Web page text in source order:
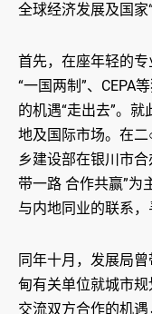
全球经济发展及国家
首先，在座年轻的
“一国两制”、CEPA
的机遇“走出去”。
地及国际市场。在
乡建设部在银川市
带一路 合作共赢”为
与内地同业的联系，
同年十月，发展局
甸有关单位就城市规
交流双方合作的机